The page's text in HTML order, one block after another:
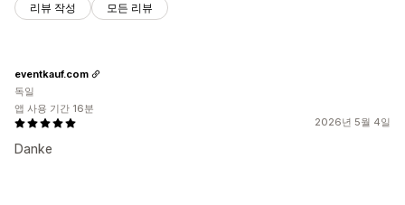
리뷰 작성 모든 리뷰
2026년 5월 4일
Danke
eventkauf.com
독일
앱 사용 기간 16분